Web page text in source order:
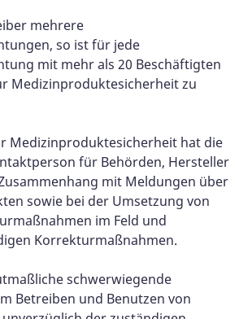
mehrere
so ist für jede
mit mehr als 20 Beschäftigten
Medizinproduktesicherheit zu
Medizinproduktesicherheit hat die
für Behörden, Hersteller
mit Meldungen über
sowie bei der Umsetzung von
im Feld und
Korrekturmaßnahmen.
schwerwiegende
Betreiben und Benutzen von